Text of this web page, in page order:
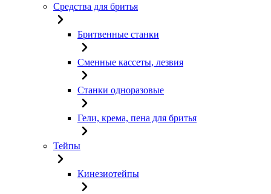
Средства для бритья
Бритвенные станки
Сменные кассеты, лезвия
Станки одноразовые
Гели, крема, пена для бритья
Тейпы
Кинезиотейпы